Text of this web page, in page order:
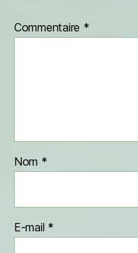
Commentaire *
Nom *
E-mail *